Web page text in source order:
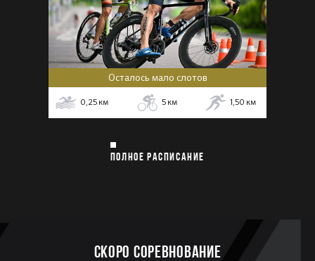
Осталось мало слотов
0,25 км 5 км 1,50 км
ПОЛНОЕ РАСПИСАНИЕ
Скоро соревнование